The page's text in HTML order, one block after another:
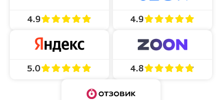
4.9 4.9
5.0 4.8